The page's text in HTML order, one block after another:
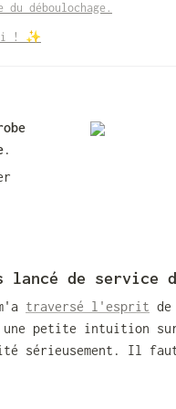
déboulochage.
! ✨
.
lancé de service
traversé l'esprit de
petite intuition